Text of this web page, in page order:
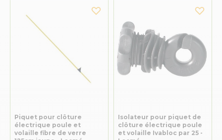
Piquet pour clôture
électrique poule et
volaille fibre de verre
Isolateur pour piquet de
clôture électrique poule
et volaille Ivabloc par 25 -